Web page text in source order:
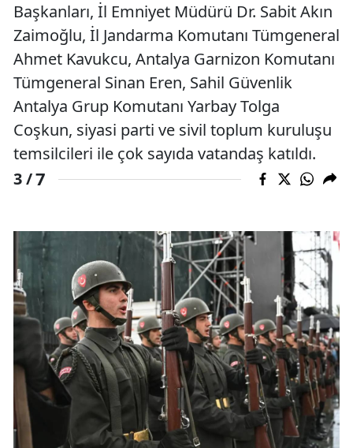
Başkanları, İl Emniyet Müdürü Dr. Sabit Akın
Zaimoğlu, İl Jandarma Komutanı Tümgeneral
Ahmet Kavukcu, Antalya Garnizon Komutanı
Tümgeneral Sinan Eren, Sahil Güvenlik
Antalya Grup Komutanı Yarbay Tolga
Coşkun, siyasi parti ve sivil toplum kuruluşu
temsilcileri ile çok sayıda vatandaş katıldı.
3 /7